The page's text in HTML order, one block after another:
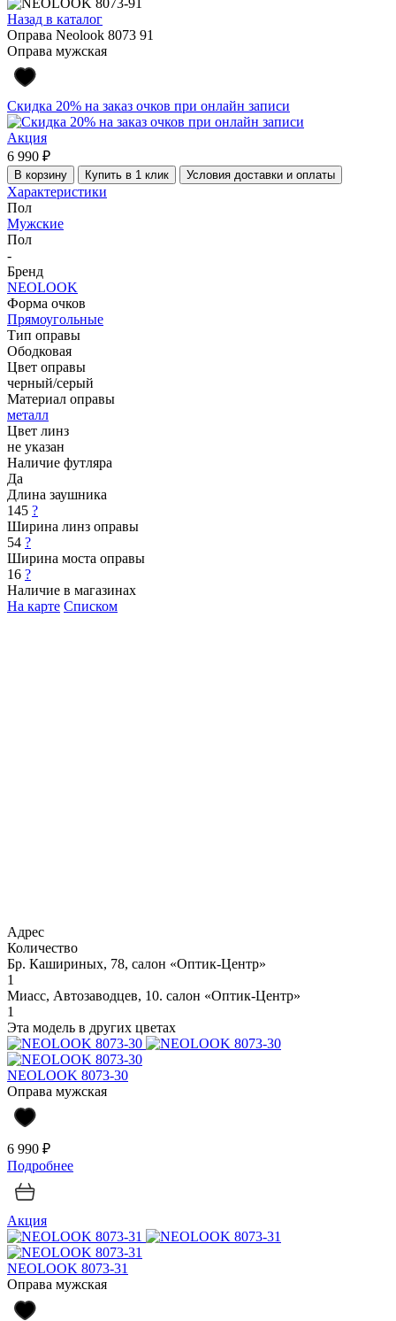
Назад в каталог
Оправа Neolook 8073 91
Оправа мужская
Скидка 20% на заказ очков при онлайн записи
Акция
6 990 ₽
В корзину Купить в 1 клик Условия доставки и оплаты
Характеристики
Пол
Мужские
Пол
-
Бренд
NEOLOOK
Форма очков
Прямоугольные
Тип оправы
Ободковая
Цвет оправы
черный/серый
Материал оправы
металл
Цвет линз
не указан
Наличие футляра
Да
Длина заушника
145 ?
Ширина линз оправы
54 ?
Ширина моста оправы
16 ?
Наличие в магазинах
На карте Списком
Адрес
Количество
Бр. Кашириных, 78, салон «Оптик-Центр»
1
Миасс, Автозаводцев, 10. салон «Оптик-Центр»
1
Эта модель в других цветах
NEOLOOK 8073-30
Оправа мужская
6 990 ₽
Подробнее
Акция
NEOLOOK 8073-31
Оправа мужская